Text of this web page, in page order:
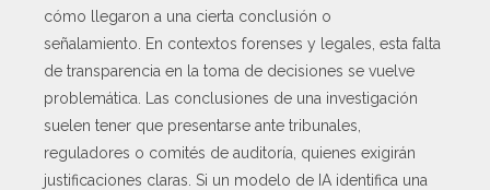
cómo llegaron a una cierta conclusión o
señalamiento. En contextos forenses y legales, esta falta
de transparencia en la toma de decisiones se vuelve
problemática. Las conclusiones de una investigación
suelen tener que presentarse ante tribunales,
reguladores o comités de auditoría, quienes exigirán
justificaciones claras. Si un modelo de IA identifica una